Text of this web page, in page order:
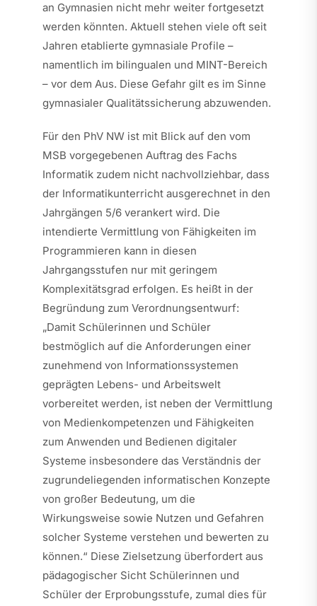
an Gymnasien nicht mehr weiter fortgesetzt
werden könnten. Aktuell stehen viele oft seit
Jahren etablierte gymnasiale Profile –
namentlich im bilingualen und MINT-Bereich
– vor dem Aus. Diese Gefahr gilt es im Sinne
gymnasialer Qualitätssicherung abzuwenden.
Für den PhV NW ist mit Blick auf den vom
MSB vorgegebenen Auftrag des Fachs
Informatik zudem nicht nachvollziehbar, dass
der Informatikunterricht ausgerechnet in den
Jahrgängen 5/6 verankert wird. Die
intendierte Vermittlung von Fähigkeiten im
Programmieren kann in diesen
Jahrgangsstufen nur mit geringem
Komplexitätsgrad erfolgen. Es heißt in der
Begründung zum Verordnungsentwurf:
„Damit Schülerinnen und Schüler
bestmöglich auf die Anforderungen einer
zunehmend von Informationssystemen
geprägten Lebens- und Arbeitswelt
vorbereitet werden, ist neben der Vermittlung
von Medienkompetenzen und Fähigkeiten
zum Anwenden und Bedienen digitaler
Systeme insbesondere das Verständnis der
zugrundeliegenden informatischen Konzepte
von großer Bedeutung, um die
Wirkungsweise sowie Nutzen und Gefahren
solcher Systeme verstehen und bewerten zu
können.“ Diese Zielsetzung überfordert aus
pädagogischer Sicht Schülerinnen und
Schüler der Erprobungsstufe, zumal dies für